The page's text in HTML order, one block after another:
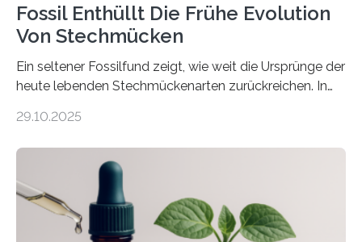
Fossil Enthüllt Die Frühe Evolution
Von Stechmücken
Ein seltener Fossilfund zeigt, wie weit die Ursprünge der
heute lebenden Stechmückenarten zurückreichen. In
Forschende die bisher älteste bekannte Stechmücken-
Region Kachin in Myanmar und hat sich in
ausgezeichnetem Zustand erhalten. Es konnte als neue
Art einer neuen Gattung beschrieben werden und trägt
nun den Namen Cretosabethes primaevus. Dieser erste
29.10.2025